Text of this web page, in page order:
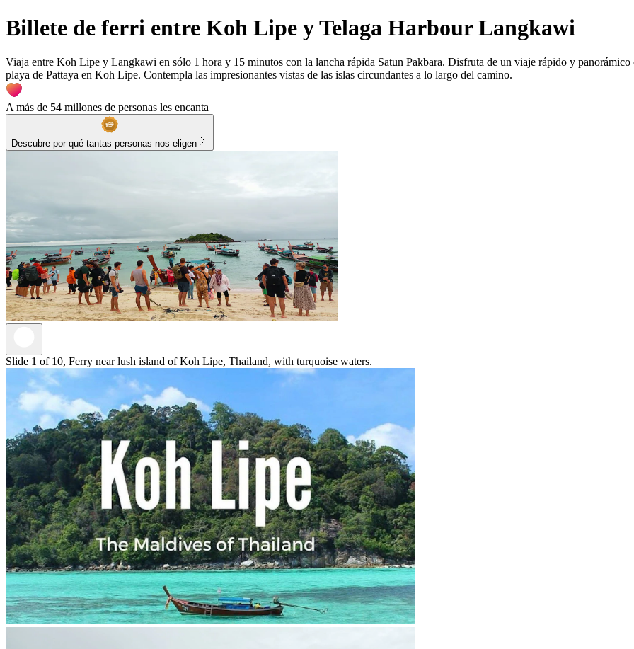
Billete de ferri entre Koh Lipe y Telaga Harbour Langkawi
Viaja entre Koh Lipe y Langkawi en sólo 1 hora y 15 minutos con la lancha rápida Satun Pakbara. Disfruta de un viaje rápido y
playa de Pattaya en Koh Lipe. Contempla las impresionantes vistas de las islas circundantes a lo largo del camino.
A más de 54 millones de personas les encanta
Descubre por qué tantas personas nos eligen
Slide 1 of 10, Ferry near lush island of Koh Lipe, Thailand, with turquoise waters.